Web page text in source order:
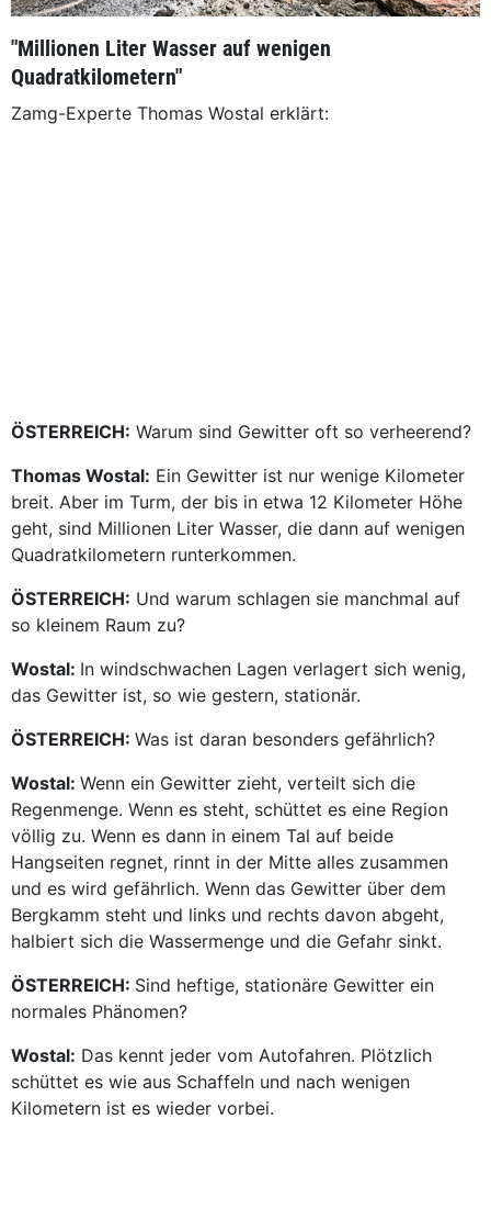
"Millionen Liter Wasser auf wenigen
Quadratkilometern"
Zamg-Experte Thomas Wostal erklärt:
ÖSTERREICH: Warum sind Gewitter oft so verheerend?
Thomas Wostal: Ein Gewitter ist nur wenige Kilometer
breit. Aber im Turm, der bis in etwa 12 Kilometer Höhe
geht, sind Millionen Liter Wasser, die dann auf wenigen
Quadratkilometern runterkommen.
ÖSTERREICH: Und warum schlagen sie manchmal auf
so kleinem Raum zu?
Wostal: In windschwachen Lagen verlagert sich wenig,
das Gewitter ist, so wie gestern, stationär.
ÖSTERREICH: Was ist daran besonders gefährlich?
Wostal: Wenn ein Gewitter zieht, verteilt sich die
Regenmenge. Wenn es steht, schüttet es eine Region
völlig zu. Wenn es dann in einem Tal auf beide
Hangseiten regnet, rinnt in der Mitte alles zusammen
und es wird gefährlich. Wenn das Gewitter über dem
Bergkamm steht und links und rechts davon abgeht,
halbiert sich die Wassermenge und die Gefahr sinkt.
ÖSTERREICH: Sind heftige, stationäre Gewitter ein
normales Phänomen?
Wostal: Das kennt jeder vom Autofahren. Plötzlich
schüttet es wie aus Schaffeln und nach wenigen
Kilometern ist es wieder vorbei.